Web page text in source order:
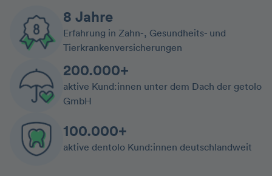
8 Jahre
Erfahrung in Zahn-, Gesundheits- und
Tierkrankenversicherungen
200.000+
aktive Kund:innen unter dem Dach der getolo
GmbH
100.000+
aktive dentolo Kund:innen deutschlandweit